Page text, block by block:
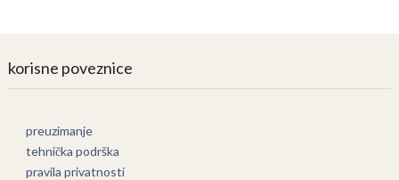
korisne poveznice
preuzimanje
tehnička podrška
pravila privatnosti